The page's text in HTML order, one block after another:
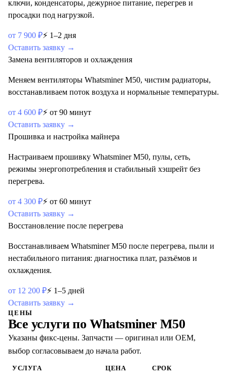
ключи, конденсаторы, дежурное питание, перегрев и
просадки под нагрузкой.
от 7 900 ₽⚡ 1–2 дня
Оставить заявку →
Замена вентиляторов и охлаждения
Меняем вентиляторы Whatsminer M50, чистим радиаторы,
восстанавливаем поток воздуха и нормальные температуры.
от 4 600 ₽⚡ от 90 минут
Оставить заявку →
Прошивка и настройка майнера
Настраиваем прошивку Whatsminer M50, пулы, сеть,
режимы энергопотребления и стабильный хэшрейт без
перегрева.
от 4 300 ₽⚡ от 60 минут
Оставить заявку →
Восстановление после перегрева
Восстанавливаем Whatsminer M50 после перегрева, пыли и
нестабильного питания: диагностика плат, разъёмов и
охлаждения.
от 12 200 ₽⚡ 1–5 дней
Оставить заявку →
ЦЕНЫ
Все услуги по Whatsminer M50
Указаны фикс-цены. Запчасти — оригинал или OEM,
выбор согласовываем до начала работ.
УСЛУГА ЦЕНА СРОК